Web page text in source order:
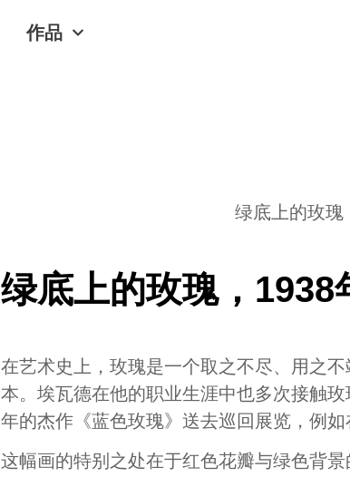
作品
绿底上的玫瑰
绿底上的玫瑰，1938
在艺术史上，玫瑰是一个取之不尽、用之
本。埃瓦德在他的职业生涯中也多次接触
年的杰作《蓝色玫瑰》送去巡回展览，例如
这幅画的特别之处在于红色花瓣与绿色背